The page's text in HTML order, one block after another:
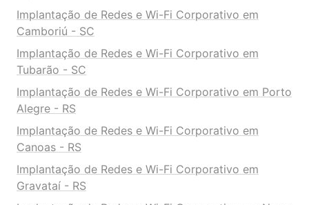
Implantação de Redes e Wi-Fi Corporativo em
Camboriú - SC
Implantação de Redes e Wi-Fi Corporativo em
Tubarão - SC
Implantação de Redes e Wi-Fi Corporativo em Porto
Alegre - RS
Implantação de Redes e Wi-Fi Corporativo em
Canoas - RS
Implantação de Redes e Wi-Fi Corporativo em
Gravataí - RS